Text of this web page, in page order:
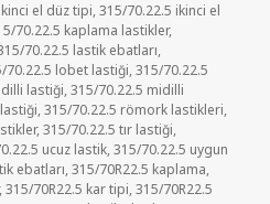
el düz tipi,315/70.22.5 ikinci el
70.22.5 kaplama lastikler,
70.22.5 lastik ebatları,
70.22.5 lobet lastiği,315/70.22.5
lastiği,315/70.22.5 midilli
,315/70.22.5 römork lastikleri,
,315/70.22.5 tır lastiği,
ucuz lastik,315/70.22.5 uygun
ebatları,315/70R22.5 kaplama,
,315/70R22.5 kar tipi,315/70R22.5